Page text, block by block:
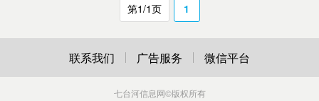
第1/1页 1
联系我们 广告服务 微信平台
七台河信息网©版权所有